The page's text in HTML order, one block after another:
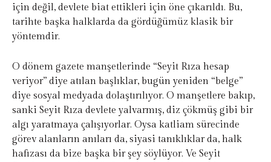
için değil, devlete biat ettikleri için öne çıkarıldı. Bu,
tarihte başka halklarda da gördüğümüz klasik bir
yöntemdir.
O dönem gazete manşetlerinde “Seyit Rıza hesap
veriyor” diye atılan başlıklar, bugün yeniden “belge”
diye sosyal medyada dolaştırılıyor. O manşetlere bakıp,
sanki Seyit Rıza devlete yalvarmış, diz çökmüş gibi bir
algı yaratmaya çalışıyorlar. Oysa katliam sürecinde
görev alanların anıları da, siyasi tanıklıklar da, halk
hafızası da bize başka bir şey söylüyor. Ve Seyit